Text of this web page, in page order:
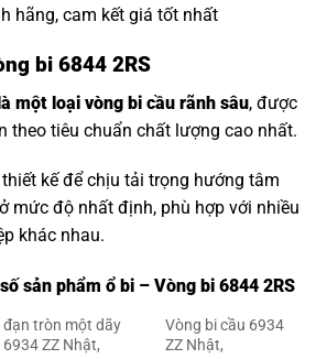
hãng, cam kết giá tốt nhất
bi 6844 2RS
một loại vòng bi cầu rãnh sâu, được
theo tiêu chuẩn chất lượng cao nhất.
kế để chịu tải trọng hướng tâm
mức độ nhất định, phù hợp với nhiều
khác nhau.
sản phẩm ổ bi – Vòng bi 6844 2RS
đạn tròn một dãy
6934 ZZ Nhật,
Vòng bi cầu 6934
ZZ Nhật,